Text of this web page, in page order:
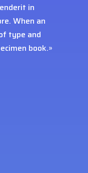
in
When an
type and
book.»